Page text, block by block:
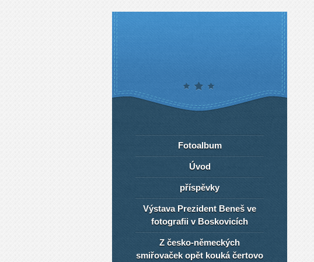
Fotoalbum
Úvod
příspěvky
Výstava Prezident Beneš ve
fotografii v Boskovicích
Z česko-německých
smiřovaček opět kouká čertovo